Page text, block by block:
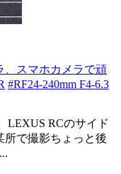
、スマホカメラで頑
#RF24-240mm F4-6.3
LEXUS RCのサイド
で撮影ちょっと後